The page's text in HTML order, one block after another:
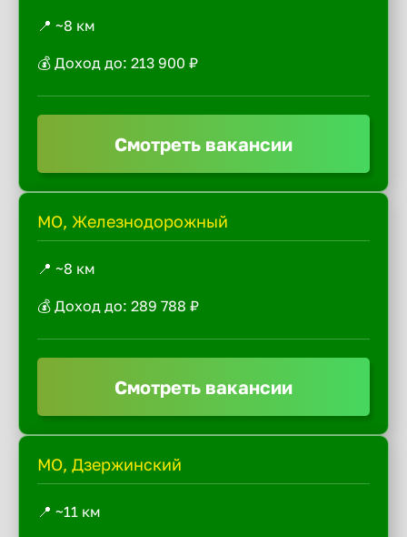
📍 ~8 км
💰 Доход до: 213 900 ₽
Смотреть вакансии
МО, Железнодорожный
📍 ~8 км
💰 Доход до: 289 788 ₽
Смотреть вакансии
МО, Дзержинский
📍 ~11 км